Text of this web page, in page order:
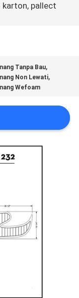
karton, pallect
Tanpa Bau,
Non Lewati,
Wefoam